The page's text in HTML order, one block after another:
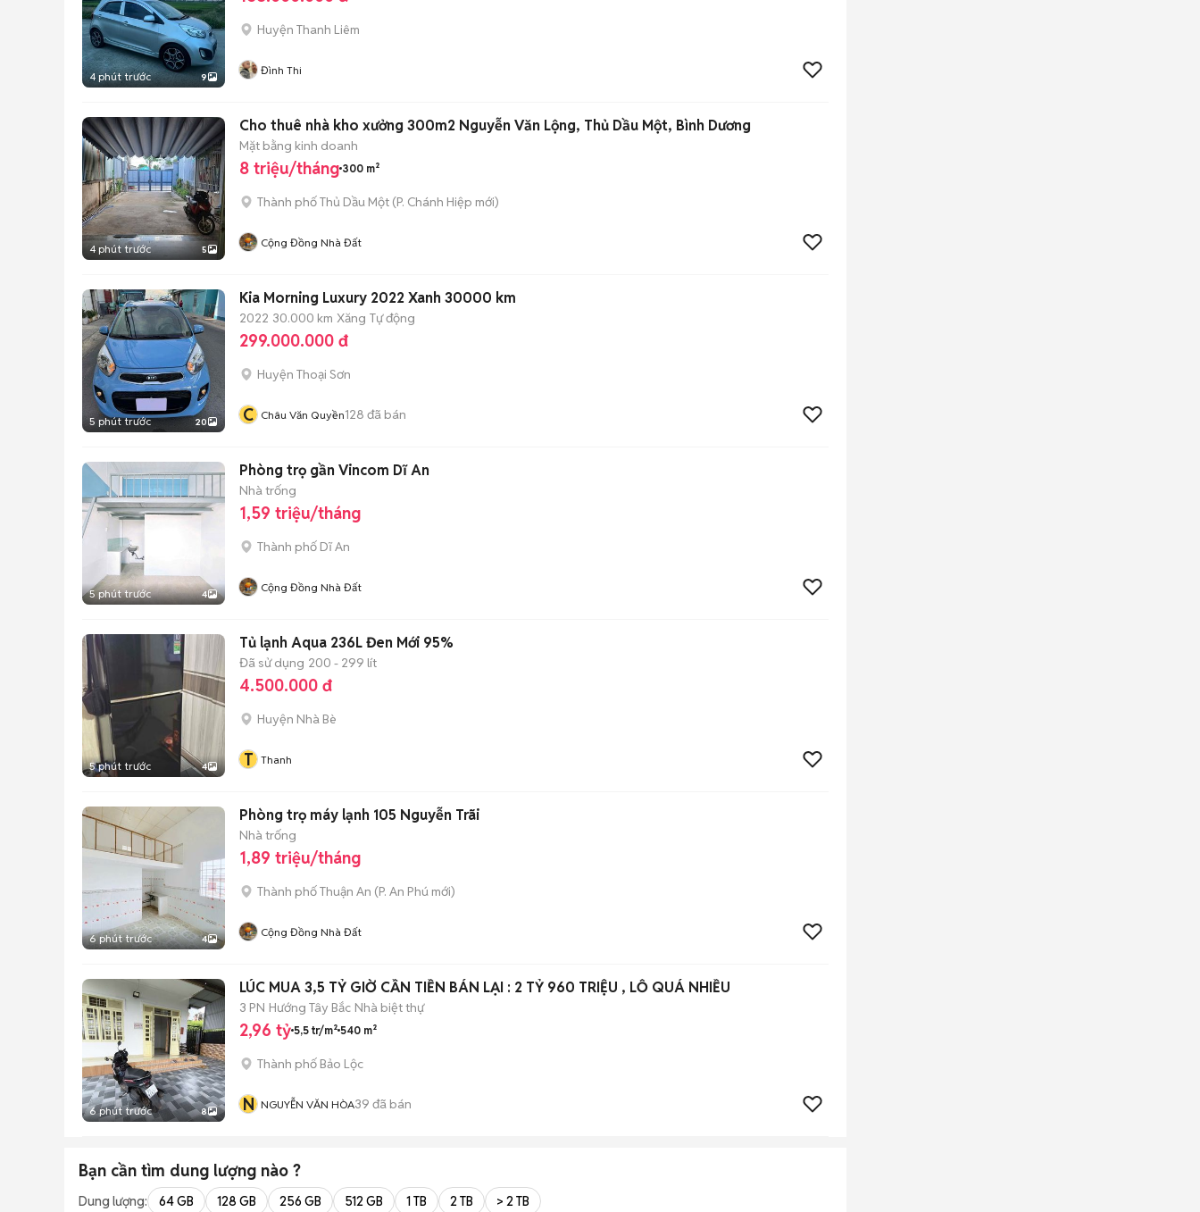
4 phút trước 9
Huyện Thanh Liêm
Đình Thi
4 phút trước 5
Cho thuê nhà kho xưởng 300m2 Nguyễn Văn Lộng, Thủ Dầu Một, Bình Dương
Mặt bằng kinh doanh
8 triệu/tháng 300 m²
Thành phố Thủ Dầu Một (P. Chánh Hiệp mới)
Cộng Đồng Nhà Đất
5 phút trước 20
Kia Morning Luxury 2022 Xanh 30000 km
2022 30.000 km Xăng Tự động
299.000.000 đ
Huyện Thoại Sơn
C Châu Văn Quyền128 đã bán
5 phút trước 4
Phòng trọ gần Vincom Dĩ An
Nhà trống
1,59 triệu/tháng
Thành phố Dĩ An
Cộng Đồng Nhà Đất
5 phút trước 4
Tủ lạnh Aqua 236L Đen Mới 95%
Đã sử dụng 200 - 299 lít
4.500.000 đ
Huyện Nhà Bè
T Thanh
6 phút trước 4
Phòng trọ máy lạnh 105 Nguyễn Trãi
Nhà trống
1,89 triệu/tháng
Thành phố Thuận An (P. An Phú mới)
Cộng Đồng Nhà Đất
6 phút trước 8
LÚC MUA 3,5 TỶ GIỜ CẦN TIỀN BÁN LẠI : 2 TỶ 960 TRIỆU , LỖ QUÁ NHIỀU
3 PN Hướng Tây Bắc Nhà biệt thự
2,96 tỷ 5,5 tr/m² 540 m²
Thành phố Bảo Lộc
N NGUYỄN VĂN HÒA39 đã bán
Bạn cần tìm dung lượng nào ?
Dung lượng: 64 GB 128 GB 256 GB 512 GB 1 TB 2 TB > 2 TB